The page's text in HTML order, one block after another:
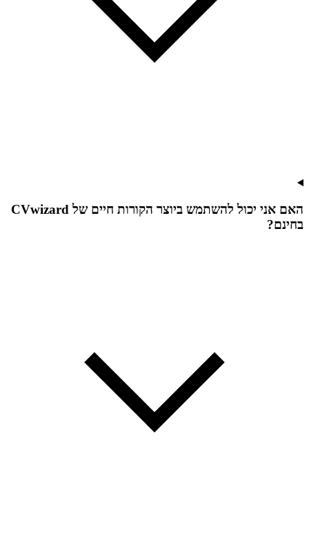
האם אני יכול להשתמש ביוצר הקורות חיים של CVwizard
בחינם?